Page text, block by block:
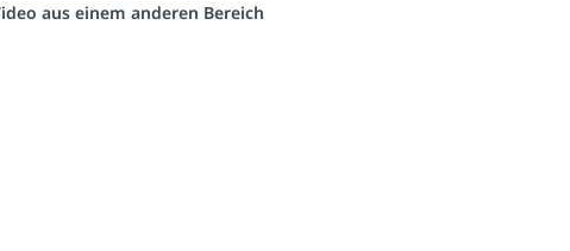
aus einem anderen Bereich